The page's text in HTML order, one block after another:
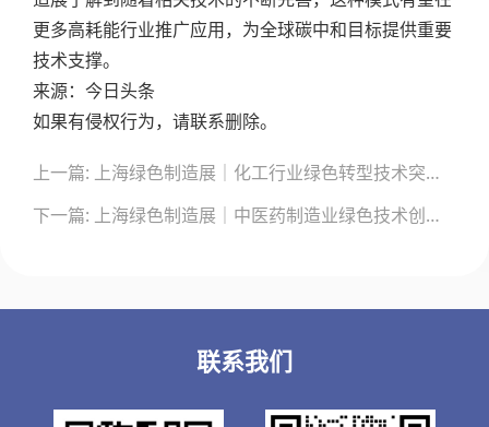
更多高耗能行业推广应用，为全球碳中和目标提供重要
技术支撑。
来源：今日头条
如果有侵权行为，请联系删除。
章
航
上一篇: 上海绿色制造展｜化工行业绿色转型技术突破：天然气低碳制氢与能源梯级利用构建新型碳中和技术路径
下一篇: 上海绿色制造展｜中医药制造业绿色技术创新：生物质气化多联产与固废资源化实现碳减排突破
联系我们